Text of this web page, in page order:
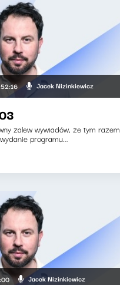
Jacek Nizinkiewicz
zalew wywiadów, że tym razem
programu...
Jacek Nizinkiewicz